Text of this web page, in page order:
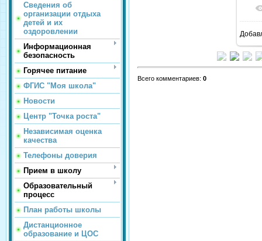
Сведения об
организации отдыха
детей и их
оздоровлении
Информационная
безопасность
Горячее питание
ФГИС "Моя школа"
Новости
Центр "Точка роста"
Независимая оценка
качества
Телефоны доверия
Прием в школу
Образовательный
процесс
План работы школы
Дистанционное
образование и ЦОС
Всего комментариев: 0